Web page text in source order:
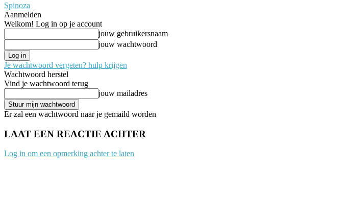
Spinoza
Aanmelden
Welkom! Log in op je account
jouw gebruikersnaam
jouw wachtwoord
Je wachtwoord vergeten? hulp krijgen
Wachtwoord herstel
Vind je wachtwoord terug
jouw mailadres
Er zal een wachtwoord naar je gemaild worden
LAAT EEN REACTIE ACHTER
Log in om een opmerking achter te laten